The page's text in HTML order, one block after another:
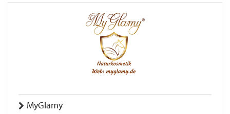
MyGlamy